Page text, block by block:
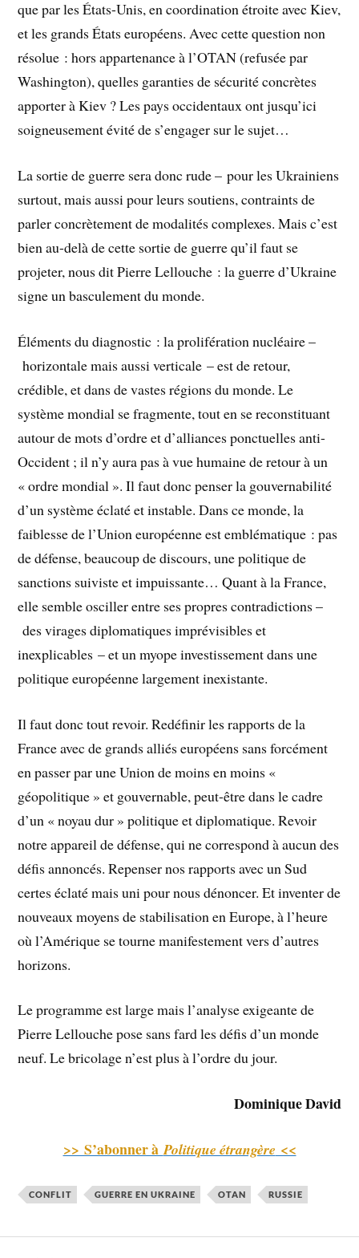
que par les États-Unis, en coordination étroite avec Kiev,
et les grands États européens. Avec cette question non
résolue : hors appartenance à l’OTAN (refusée par
Washington), quelles garanties de sécurité concrètes
apporter à Kiev ? Les pays occidentaux ont jusqu’ici
soigneusement évité de s’engager sur le sujet…
La sortie de guerre sera donc rude – pour les Ukrainiens
surtout, mais aussi pour leurs soutiens, contraints de
parler concrètement de modalités complexes. Mais c’est
bien au-delà de cette sortie de guerre qu’il faut se
projeter, nous dit Pierre Lellouche : la guerre d’Ukraine
signe un basculement du monde.
Éléments du diagnostic : la prolifération nucléaire –
horizontale mais aussi verticale – est de retour,
crédible, et dans de vastes régions du monde. Le
système mondial se fragmente, tout en se reconstituant
autour de mots d’ordre et d’alliances ponctuelles anti-
Occident ; il n’y aura pas à vue humaine de retour à un
« ordre mondial ». Il faut donc penser la gouvernabilité
d’un système éclaté et instable. Dans ce monde, la
faiblesse de l’Union européenne est emblématique : pas
de défense, beaucoup de discours, une politique de
sanctions suiviste et impuissante… Quant àla France,
elle semble osciller entre ses propres contradictions –
des virages diplomatiques imprévisibles et
inexplicables – et un myope investissement dans une
politique européenne largement inexistante.
Il faut donc tout revoir. Redéfinir les rapports de la
France avec de grands alliés européens sans forcément
en passer par une Union de moins en moins «
géopolitique » et gouvernable, peut-être dans le cadre
d’un « noyau dur » politique et diplomatique. Revoir
notre appareil de défense, qui ne correspond à aucun des
défis annoncés. Repenser nos rapports avec un Sud
certes éclaté mais uni pour nous dénoncer. Et inventer de
nouveaux moyens de stabilisation en Europe, à l’heure
où l’Amérique se tourne manifestement vers d’autres
horizons.
Le programme est large mais l’analyse exigeante de
Pierre Lellouche pose sans fard les défis d’un monde
neuf. Le bricolage n’est plus à l’ordre du jour.
Dominique David
>> S’abonner àPolitique étrangère <<
CONFLIT GUERRE EN UKRAINE OTAN RUSSIE